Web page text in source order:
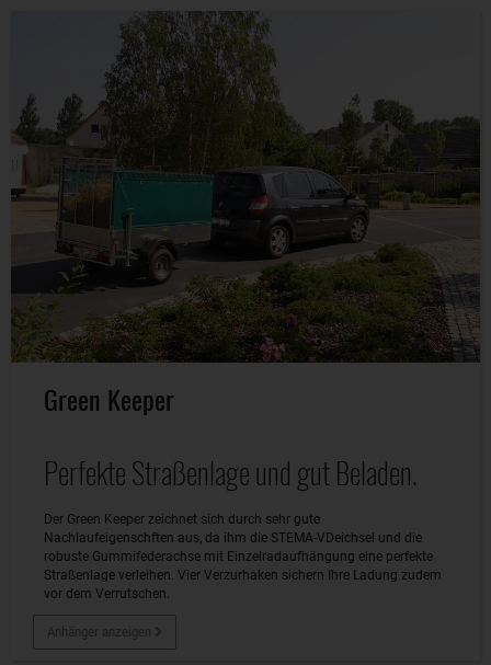
Green Keeper
Perfekte Straßenlage und gut Beladen.
Der Green Keeper zeichnet sich durch sehr gute
Nachlaufeigenschften aus, da ihm die STEMA-VDeichsel und die
robuste Gummifederachse mit Einzelradaufhängung eine perfekte
Straßenlage verleihen. Vier Verzurhaken sichern Ihre Ladung zudem
vor dem Verrutschen.